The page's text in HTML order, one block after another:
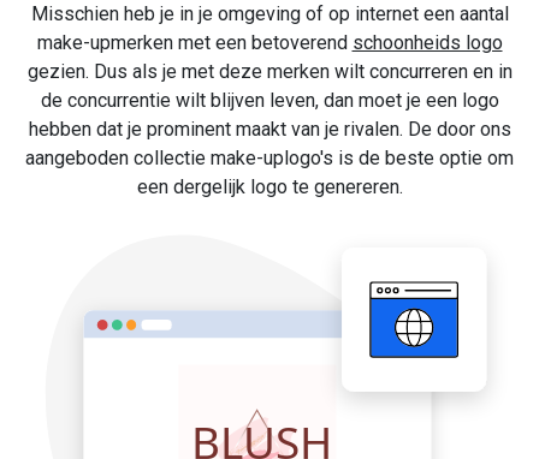
Misschien heb je in je omgeving of op internet een aantal
make-upmerken met een betoverend schoonheids logo
gezien. Dus als je met deze merken wilt concurreren en in
de concurrentie wilt blijven leven, dan moet je een logo
hebben dat je prominent maakt van je rivalen. De door ons
aangeboden collectie make-uplogo's is de beste optie om
een dergelijk logo te genereren.